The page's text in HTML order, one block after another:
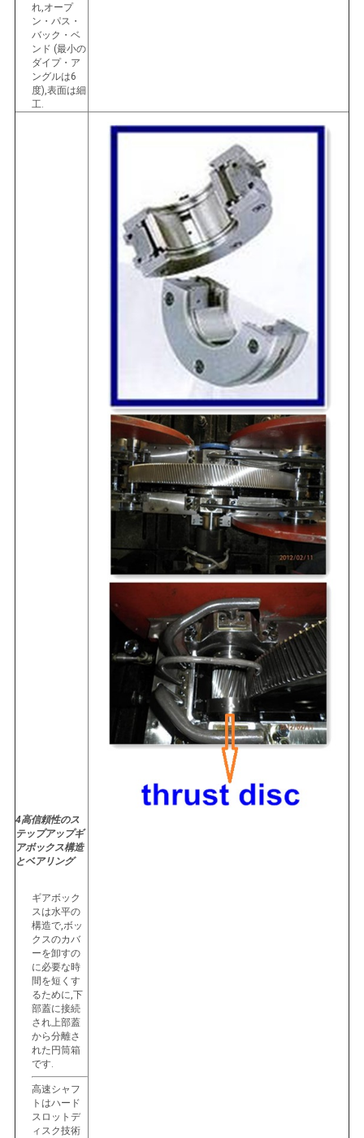
れ,オープ
ン・パス・
バック・ベ
ンド (最小の
ダイプ・ア
ングルは6
度),表面は細
工.
4高信頼性のス
テップアップギ
アボックス構造
とベアリング
ギアボック
スは水平の
構造で,ボッ
クスのカバ
ーを卸すの
に必要な時
間を短くす
るために,下
部蓋に接続
され上部蓋
から分離さ
れた円筒箱
です.
高速シャフ
トはハード
スロットデ
ィスク技術